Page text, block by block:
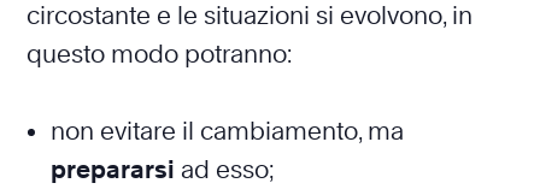
circostante e le situazioni si evolvono, in
questo modo potranno:
non evitare il cambiamento, ma
prepararsi ad esso;